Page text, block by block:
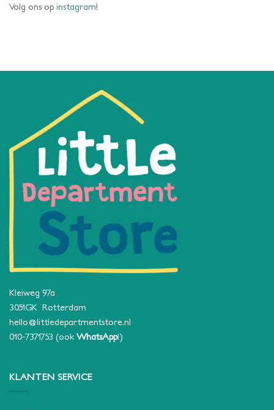
Volg ons op instagram!
Kleiweg 97a
3051GK Rotterdam
hello@littledepartmentstore.nl
010-7371753 (ook WhatsApp!)
KLANTEN SERVICE